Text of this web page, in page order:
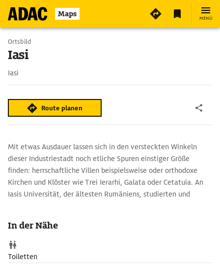
Maps MENÜ
Ortsbild
Iasi
Iasi
Route planen
Mit etwas Ausdauer lassen sich in den versteckten Winkeln
dieser Industriestadt noch etliche Spuren einstiger Größe
finden: herrschaftliche Villen beispielsweise oder orthodoxe
Kirchen und Klöster wie Trei Ierarhi, Galata oder Cetatuia. An
Iasis Universität, der ältesten Rumäniens, studierten und
der weiße Cotnari ausgeschenkt und auf dem breiten, von
Linden und Platanen gesäumten Boulevard zwischen Zentrum
und Universität entlangspaziert.
In der Nähe
Toiletten